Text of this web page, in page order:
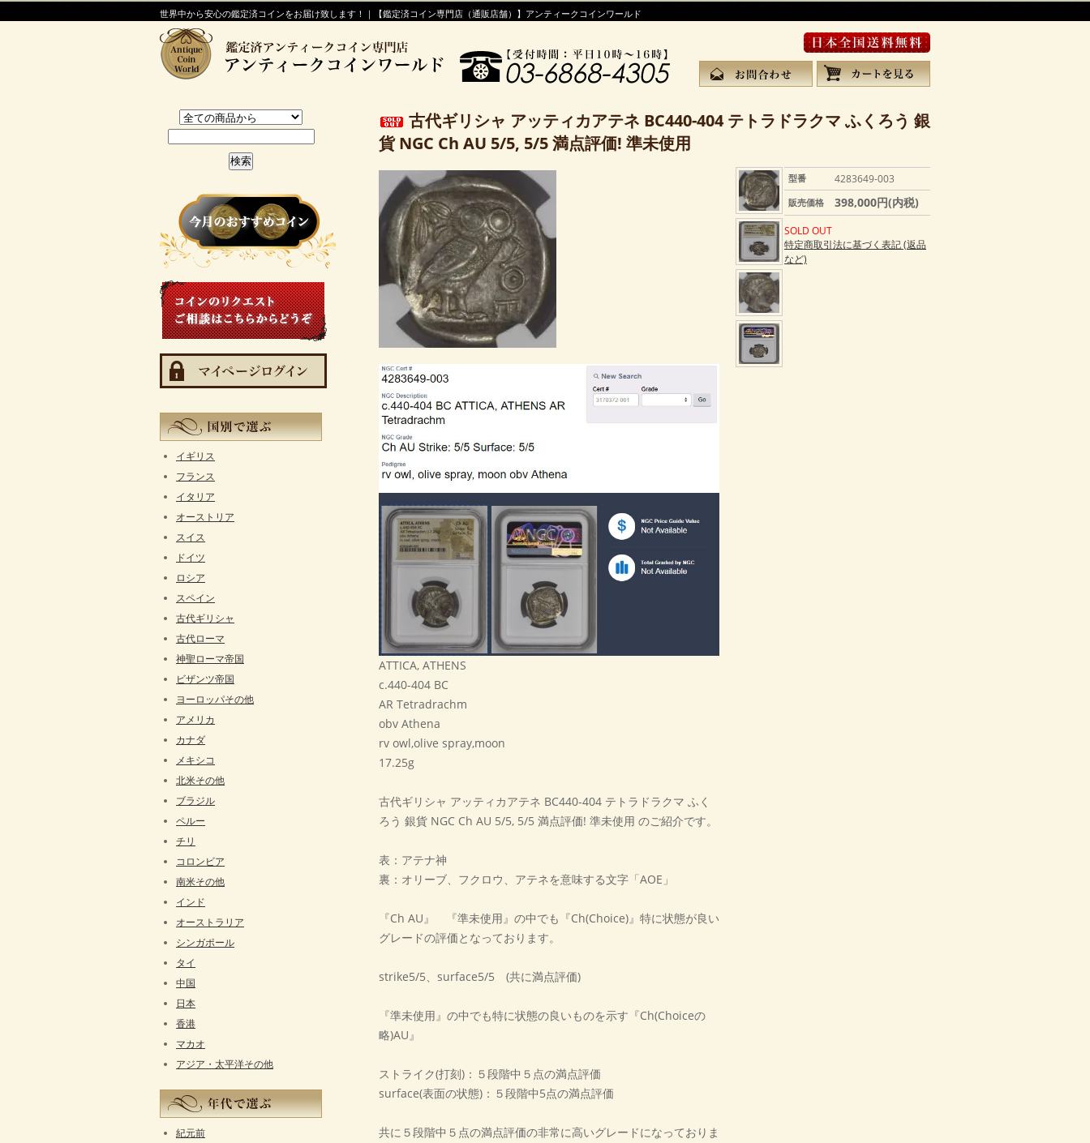
世界中から安心の鑑定済コインをお届け致します！｜【鑑定済コイン専門店（通販店舗）】アンティークコインワールド
古代ギリシャ アッティカアテネ BC440-404 テトラドラクマ ふくろう 銀
貨 NGC Ch AU 5/5, 5/5 満点評価! 準未使用
型番 4283649-003
販売価格 398,000円(内税)
SOLD OUT
特定商取引法に基づく表記 (返品
など)
ATTICA, ATHENS
c.440-404 BC
AR Tetradrachm
obv Athena
rv owl,olive spray,moon
17.25g
古代ギリシャ アッティカアテネ BC440-404 テトラドラクマ ふく
ろう 銀貨 NGC Ch AU 5/5, 5/5 満点評価! 準未使用 のご紹介です。
表：アテナ神
裏：オリーブ、フクロウ、アテネを意味する文字「AOE」
『Ch AU』 『準未使用』の中でも『Ch(Choice)』特に状態が良い
グレードの評価となっております。
strike5/5、surface5/5 (共に満点評価)
『準未使用』の中でも特に状態の良いものを示す『Ch(Choiceの
略)AU』
ストライク(打刻)：５段階中５点の満点評価
surface(表面の状態)：５段階中5点の満点評価
共に５段階中５点の満点評価の非常に高いグレードになっておりま
イギリス
フランス
イタリア
オーストリア
スイス
ドイツ
ロシア
スペイン
古代ギリシャ
古代ローマ
神聖ローマ帝国
ビザンツ帝国
ヨーロッパその他
アメリカ
カナダ
メキシコ
北米その他
ブラジル
ペルー
チリ
コロンビア
南米その他
インド
オーストラリア
シンガポール
タイ
中国
日本
香港
マカオ
アジア・太平洋その他
紀元前